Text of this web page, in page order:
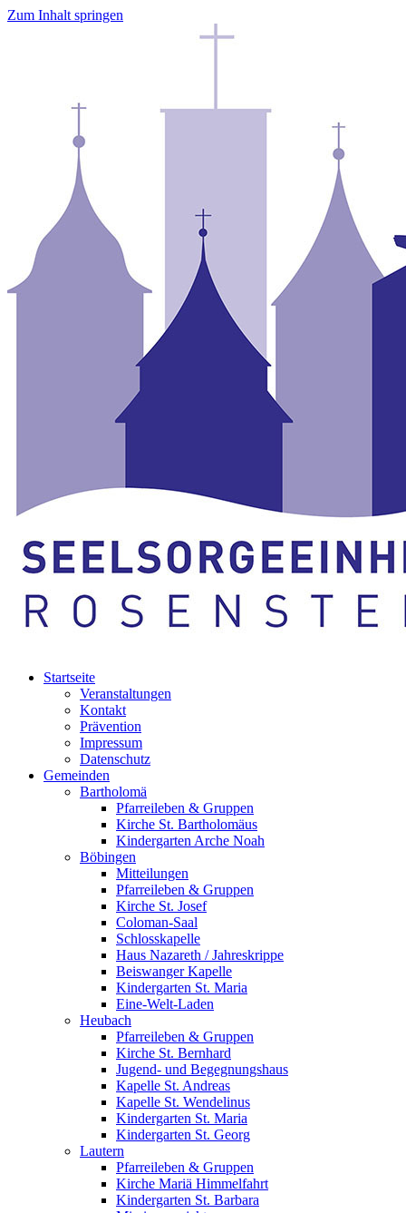
Zum Inhalt springen
Startseite
Veranstaltungen
Kontakt
Prävention
Impressum
Datenschutz
Gemeinden
Bartholomä
Pfarreileben & Gruppen
Kirche St. Bartholomäus
Kindergarten Arche Noah
Böbingen
Mitteilungen
Pfarreileben & Gruppen
Kirche St. Josef
Coloman-Saal
Schlosskapelle
Haus Nazareth / Jahreskrippe
Beiswanger Kapelle
Kindergarten St. Maria
Eine-Welt-Laden
Heubach
Pfarreileben & Gruppen
Kirche St. Bernhard
Jugend- und Begegnungshaus
Kapelle St. Andreas
Kapelle St. Wendelinus
Kindergarten St. Maria
Kindergarten St. Georg
Lautern
Pfarreileben & Gruppen
Kirche Mariä Himmelfahrt
Kindergarten St. Barbara